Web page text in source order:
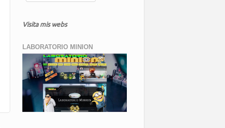
Visita mis webs
LABORATORIO MINION